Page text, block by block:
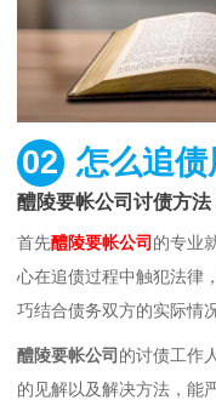
02 怎么追
醴陵要帐公司讨债方
首先醴陵要帐公司 的专业
心在追债过程中触犯法律
巧结合债务双方的实际情
醴陵要帐公司 的讨债工作
的见解以及解决方法，能